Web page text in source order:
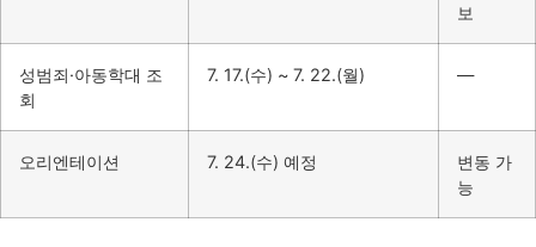
보
성범죄·아동학대 조
회
7. 17.(수) ~ 7. 22.(월) —
오리엔테이션 7. 24.(수) 예정
변동 가
능